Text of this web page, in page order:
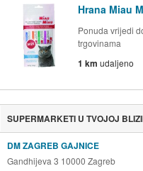
Hrana Miau
Ponuda vrijedi
trgovinama
1 km udaljeno
SUPERMARKETI U TVOJOJ
DM ZAGREB GAJNICE
Gandhijeva 3 10000 Zagreb